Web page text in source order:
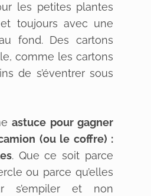
les petites plantes
toujours avec une
fond. Des cartons
comme les cartons
de s’éventrer sous
astuce pour gagner
(ou le coffre) :
. Que ce soit parce
ou parce qu’elles
s’empiler et non